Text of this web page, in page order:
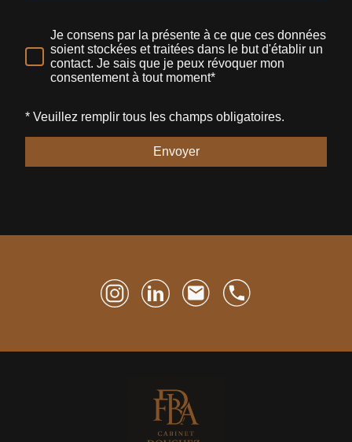
Je consens par la présente à ce que ces données
soient stockées et traitées dans le but d'établir un
contact. Je sais que je peux révoquer mon
consentement à tout moment*
* Veuillez remplir tous les champs obligatoires.
Envoyer